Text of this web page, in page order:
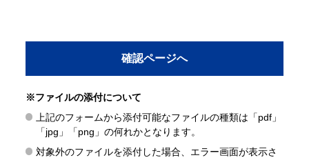
※ファイルの添付について
上記のフォームから添付可能なファイルの種類は「pdf」
「jpg」「png」の何れかとなります。
対象外のファイルを添付した場合、エラー画面が表示さ